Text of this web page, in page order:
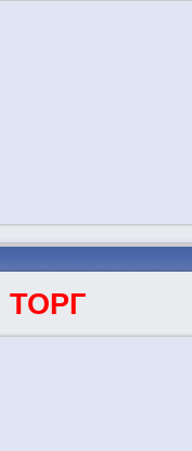
ТОРГ